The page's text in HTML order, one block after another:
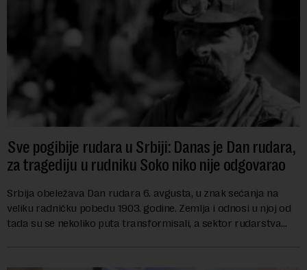
Sve pogibije rudara u Srbiji: Danas je Dan rudara,
za tragediju u rudniku Soko niko nije odgovarao
Srbija obeležava Dan rudara 6. avgusta, u znak sećanja na
veliku radničku pobedu 1903. godine. Zemlja i odnosi u njoj od
tada su se nekoliko puta transformisali, a sektor rudarstva